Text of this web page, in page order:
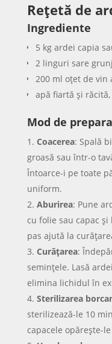
Rețetă de
Ingrediente
5 kg ardei capia
2 linguri sare
200 ml oțet de vin
apă fiartă și
Mod de
Coacerea: Spală
groasă sau într-o
Întoarce-i pe toate
uniform.
Aburirea: Pune
cu folie sau capac și
pas ajută la
Curățarea:
semințele. Lasă
elimina lichidul în
Sterilizarea
sterilizează-le 10
capacele opărește-